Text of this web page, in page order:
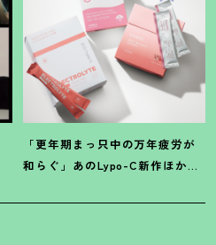
「更年期まっ只中の万年疲労が
和らぐ」あのLypo-C新作ほか40
選